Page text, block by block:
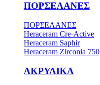
ΠΟΡΣΕΛΑΝΕΣ
ΠΟΡΣΕΛΑΝΕΣ
Heraceram Cre-Active
Heraceram Saphir
Heraceram Zirconia 750
ΑΚΡΥΛΙΚΑ